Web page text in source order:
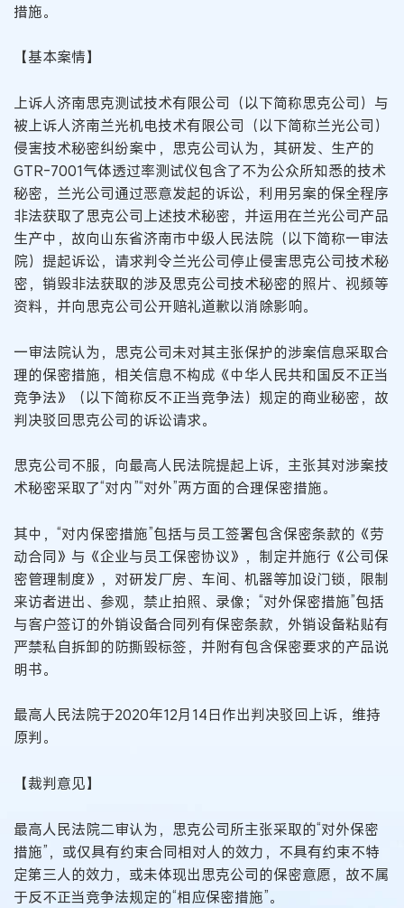
措施。
【基本案情】
上诉人济南思克测试技术有限公司（以下简称思克公司）与
被上诉人济南兰光机电技术有限公司（以下简称兰光公司）
侵害技术秘密纠纷案中，思克公司认为，其研发、生产的
GTR-7001气体透过率测试仪包含了不为公众所知悉的技术
秘密，兰光公司通过恶意发起的诉讼，利用另案的保全程序
非法获取了思克公司上述技术秘密，并运用在兰光公司产品
生产中，故向山东省济南市中级人民法院（以下简称一审法
院）提起诉讼，请求判令兰光公司停止侵害思克公司技术秘
密，销毁非法获取的涉及思克公司技术秘密的照片、视频等
资料，并向思克公司公开赔礼道歉以消除影响。
一审法院认为，思克公司未对其主张保护的涉案信息采取合
理的保密措施，相关信息不构成《中华人民共和国反不正当
竞争法》（以下简称反不正当竞争法）规定的商业秘密，故
判决驳回思克公司的诉讼请求。
思克公司不服，向最高人民法院提起上诉，主张其对涉案技
术秘密采取了“对内”“对外”两方面的合理保密措施。
其中，“对内保密措施”包括与员工签署包含保密条款的《劳
动合同》与《企业与员工保密协议》，制定并施行《公司保
密管理制度》，对研发厂房、车间、机器等加设门锁，限制
来访者进出、参观，禁止拍照、录像；“对外保密措施”包括
与客户签订的外销设备合同列有保密条款，外销设备粘贴有
严禁私自拆卸的防撕毁标签，并附有包含保密要求的产品说
明书。
最高人民法院于2020年12月14日作出判决驳回上诉，维持
原判。
【裁判意见】
最高人民法院二审认为，思克公司所主张采取的“对外保密
措施”，或仅具有约束合同相对人的效力，不具有约束不特
定第三人的效力，或未体现出思克公司的保密意愿，故不属
于反不正当竞争法规定的“相应保密措施”。